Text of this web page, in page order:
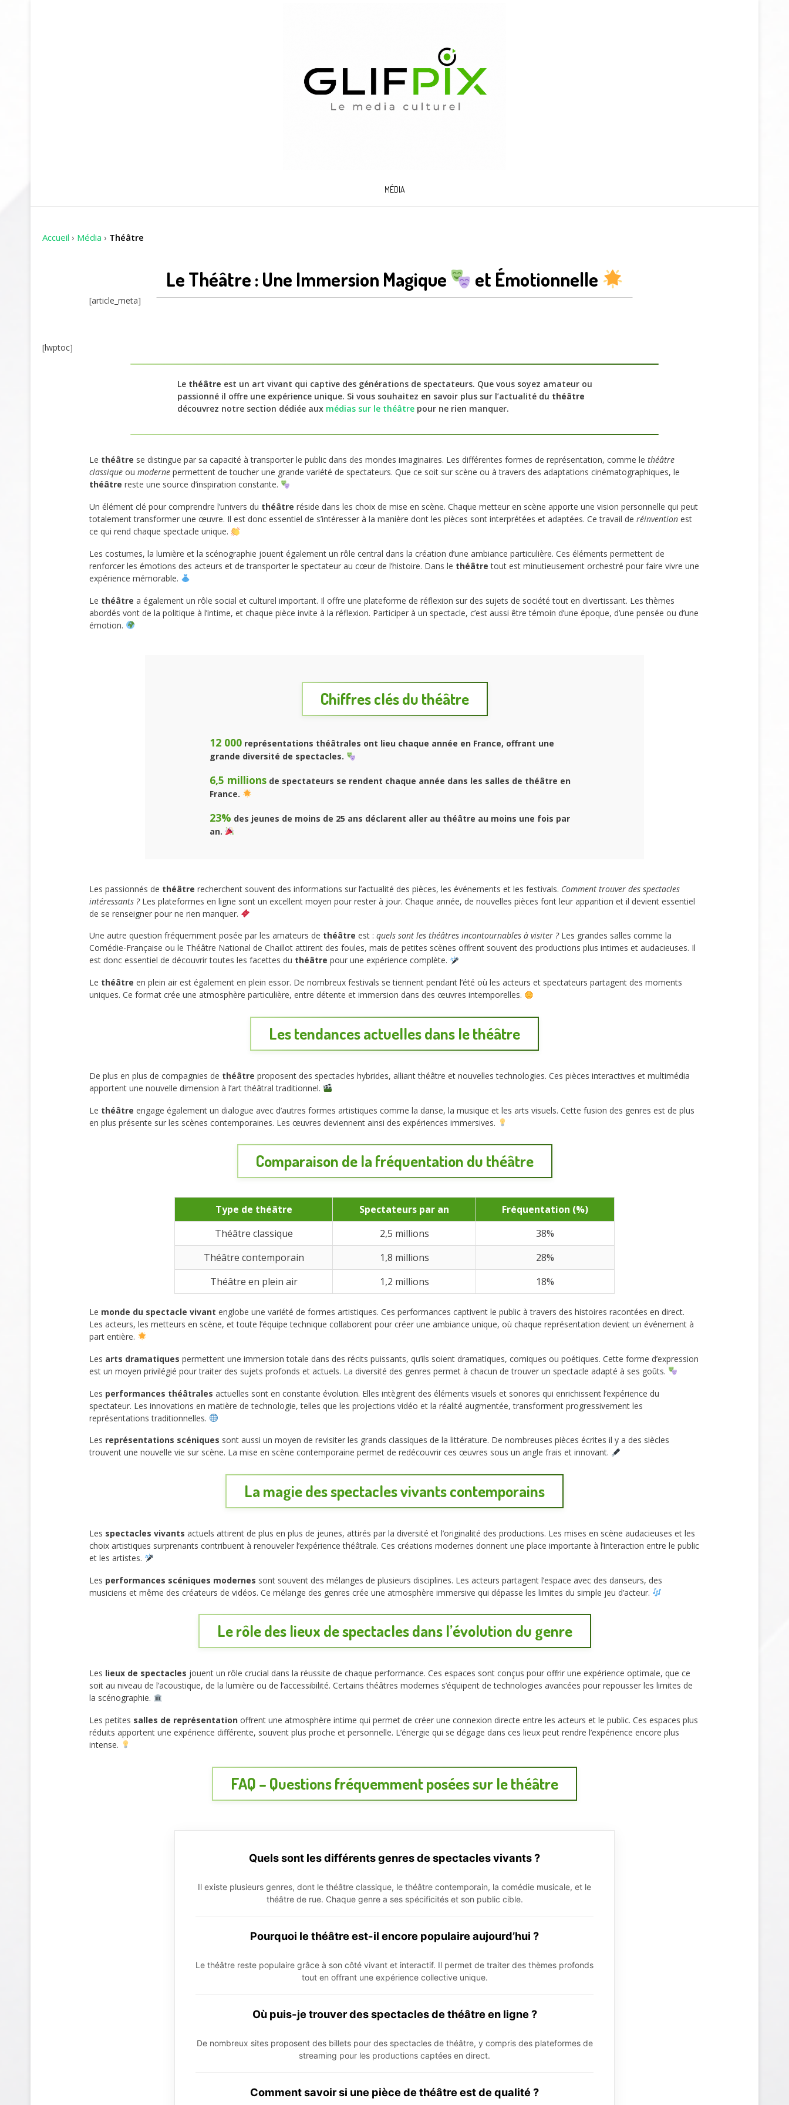
MÉDIA
Accueil › Média › Théâtre
Le Théâtre : Une Immersion Magique et Émotionnelle
[article_meta]
[lwptoc]
Le théâtre est un art vivant qui captive des générations de spectateurs. Que vous soyez amateur ou
passionné il offre une expérience unique. Si vous souhaitez en savoir plus sur l’actualité du théâtre
découvrez notre section dédiée aux médias sur le théâtre pour ne rien manquer.
Le théâtre se distingue par sa capacité à transporter le public dans des mondes imaginaires. Les différentes formes de représentation, comme le théâtre
classique ou moderne permettent de toucher une grande variété de spectateurs. Que ce soit sur scène ou à travers des adaptations cinématographiques, le
théâtre reste une source d’inspiration constante.
Un élément clé pour comprendre l’univers du théâtre réside dans les choix de mise en scène. Chaque metteur en scène apporte une vision personnelle qui peut
totalement transformer une œuvre. Il est donc essentiel de s’intéresser à la manière dont les pièces sont interprétées et adaptées. Ce travail de réinvention est
ce qui rend chaque spectacle unique.
Les costumes, la lumière et la scénographie jouent également un rôle central dans la création d’une ambiance particulière. Ces éléments permettent de
renforcer les émotions des acteurs et de transporter le spectateur au cœur de l’histoire. Dans le théâtre tout est minutieusement orchestré pour faire vivre une
expérience mémorable.
Le théâtre a également un rôle social et culturel important. Il offre une plateforme de réflexion sur des sujets de société tout en divertissant. Les thèmes
abordés vont de la politique à l’intime, et chaque pièce invite à la réflexion. Participer à un spectacle, c’est aussi être témoin d’une époque, d’une pensée ou d’une
émotion.
Chiffres clés du théâtre
12 000 représentations théâtrales ont lieu chaque année en France, offrant une
grande diversité de spectacles.
6,5 millions de spectateurs se rendent chaque année dans les salles de théâtre en
France.
23% des jeunes de moins de 25 ans déclarent aller au théâtre au moins une fois par
an.
Les passionnés de théâtre recherchent souvent des informations sur l’actualité des pièces, les événements et les festivals. Comment trouver des spectacles
intéressants ?Les plateformes en ligne sont un excellent moyen pour rester à jour. Chaque année, de nouvelles pièces font leur apparition et il devient essentiel
de se renseigner pour ne rien manquer.
Une autre question fréquemment posée par les amateurs de théâtre est : quels sont les théâtres incontournables à visiter ?Les grandes salles comme la
Comédie-Française ou le Théâtre National de Chaillot attirent des foules, mais de petites scènes offrent souvent des productions plus intimes et audacieuses. Il
est donc essentiel de découvrir toutes les facettes du théâtre pour une expérience complète.
Le théâtre en plein air est également en plein essor. De nombreux festivals se tiennent pendant l’été où les acteurs et spectateurs partagent des moments
uniques. Ce format crée une atmosphère particulière, entre détente et immersion dans des œuvres intemporelles.
Les tendances actuelles dans lethéâtre
De plus en plus de compagnies de théâtre proposent des spectacles hybrides, alliant théâtre et nouvelles technologies. Ces pièces interactives et multimédia
apportent une nouvelle dimension à l’art théâtral traditionnel.
Le théâtre engage également un dialogue avec d’autres formes artistiques comme la danse, la musique et les arts visuels. Cette fusion des genres est de plus
en plus présente sur les scènes contemporaines. Les œuvres deviennent ainsi des expériences immersives.
Comparaison de la fréquentation du théâtre
Type de théâtre Spectateurs par an
Fréquentation (%)
Théâtre classique
2,5 millions
38%
Théâtre contemporain
1,8 millions
28%
Théâtre en plein air
1,2 millions 18%
Le monde du spectacle vivant englobe une variété de formes artistiques. Ces performances captivent le public à travers des histoires racontées en direct.
Les acteurs, les metteurs en scène, et toute l’équipe technique collaborent pour créer une ambiance unique, où chaque représentation devient un événement à
part entière.
Les arts dramatiques permettent une immersion totale dans des récits puissants, qu’ils soient dramatiques, comiques ou poétiques. Cette forme d’expression
est un moyen privilégié pour traiter des sujets profonds et actuels. La diversité des genres permet à chacun de trouver un spectacle adapté à ses goûts.
Les performances théâtrales actuelles sont en constante évolution. Elles intègrent des éléments visuels et sonores qui enrichissent l’expérience du
spectateur. Les innovations en matière de technologie, telles que les projections vidéo et la réalité augmentée, transforment progressivement les
représentations traditionnelles.
Les représentations scéniques sont aussi un moyen de revisiter les grands classiques de la littérature. De nombreuses pièces écrites il y a des siècles
trouvent une nouvelle vie sur scène. La mise en scène contemporaine permet de redécouvrir ces œuvres sous un angle frais et innovant.
La magie desspectacles vivantscontemporains
Les spectacles vivants actuels attirent de plus en plus de jeunes, attirés par la diversité et l’originalité des productions. Les mises en scène audacieuses et les
choix artistiques surprenants contribuent à renouveler l’expérience théâtrale. Ces créations modernes donnent une place importante à l’interaction entre le public
et les artistes.
Les performances scéniques modernes sont souvent des mélanges de plusieurs disciplines. Les acteurs partagent l’espace avec des danseurs, des
musiciens et même des créateurs de vidéos. Ce mélange des genres crée une atmosphère immersive qui dépasse les limites du simple jeu d’acteur.
Le rôle des lieux de spectaclesdans l’évolution du genre
Les lieux de spectacles jouent un rôle crucial dans la réussite de chaque performance. Ces espaces sont conçus pour offrir une expérience optimale, que ce
soit au niveau de l’acoustique, de la lumière ou de l’accessibilité. Certains théâtres modernes s’équipent de technologies avancées pour repousser les limites de
la scénographie.
Les petites salles de représentation offrent une atmosphère intime qui permet de créer une connexion directe entre les acteurs et le public. Ces espaces plus
réduits apportent une expérience différente, souvent plus proche et personnelle. L’énergie qui se dégage dans ces lieux peut rendre l’expérience encore plus
intense.
FAQ – Questions fréquemment posées sur lethéâtre
Quels sont les différents genres de spectacles vivants ?
Il existe plusieurs genres, dont le théâtre classique, le théâtre contemporain, la comédie musicale, et le
théâtre de rue. Chaque genre a ses spécificités et son public cible.
Pourquoi le théâtre est-il encore populaire aujourd’hui ?
Le théâtre reste populaire grâce à son côté vivant et interactif. Il permet de traiter des thèmes profonds
tout en offrant une expérience collective unique.
Où puis-je trouver des spectacles de théâtre en ligne ?
De nombreux sites proposent des billets pour des spectacles de théâtre, y compris des plateformes de
streaming pour les productions captées en direct.
Comment savoir si une pièce de théâtre est de qualité ?